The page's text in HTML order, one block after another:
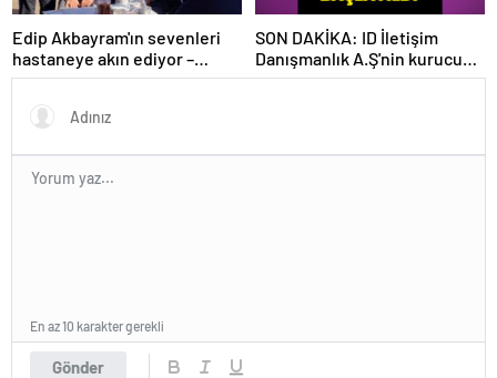
Edip Akbayram'ın sevenleri
hastaneye akın ediyor –
Magazin habetrleri
SON DAKİKA: ID İletişim
Danışmanlık A.Ş'nin kurucusu
ve ortağı olan Ayşe Barım
Gönder
En az 10 karakter gerekli